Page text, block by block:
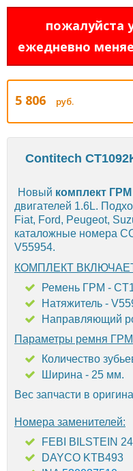
пожалуйста
ежедневно
5 806 руб.
Contitech
Новый комплект
двигателей 1.6L.
Fiat, Ford, Peugeot,
каталожные номера
V55954.
КОМПЛЕКТ
Ремень ГРМ -
Натяжитель -
Направляющий
Параметры ремня
Количество
Ширина - 25 мм.
Вес запчасти в
Номера заменителей:
FEBI BILSTEIN
DAYCO KTB493